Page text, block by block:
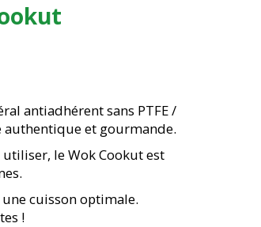
antiadhérent sans PTFE /
authentique et gourmande.
le Wok Cookut est
cuisson optimale.
!